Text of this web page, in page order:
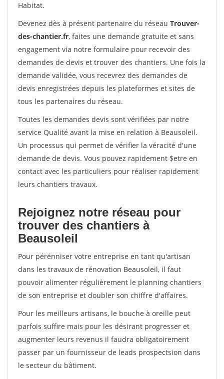
Habitat.
Devenez dès à présent partenaire du réseau Trouver-
des-chantier.fr, faites une demande gratuite et sans
engagement via notre formulaire pour recevoir des
demandes de devis et trouver des chantiers. Une fois la
demande validée, vous recevrez des demandes de
devis enregistrées depuis les plateformes et sites de
tous les partenaires du réseau.
Toutes les demandes devis sont vérifiées par notre
service Qualité avant la mise en relation à Beausoleil.
Un processus qui permet de vérifier la véracité d'une
demande de devis. Vous pouvez rapidement $etre en
contact avec les particuliers pour réaliser rapidement
leurs chantiers travaux.
Rejoignez notre réseau pour
trouver des chantiers à
Beausoleil
Pour pérénniser votre entreprise en tant qu'artisan
dans les travaux de rénovation Beausoleil, il faut
pouvoir alimenter régulièrement le planning chantiers
de son entreprise et doubler son chiffre d'affaires.
Pour les meilleurs artisans, le bouche à oreille peut
parfois suffire mais pour les désirant progresser et
augmenter leurs revenus il faudra obligatoirement
passer par un fournisseur de leads prospectsion dans
le secteur du bâtiment.